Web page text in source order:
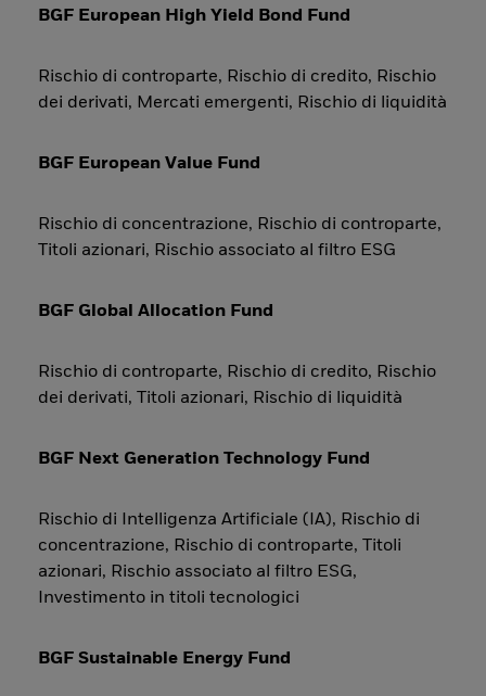
BGF European High Yield Bond Fund
Rischio di controparte, Rischio di credito, Rischio
dei derivati, Mercati emergenti, Rischio di liquidità
BGF European Value Fund
Rischio di concentrazione, Rischio di controparte,
Titoli azionari, Rischio associato al filtro ESG
BGF Global Allocation Fund
Rischio di controparte, Rischio di credito, Rischio
dei derivati, Titoli azionari, Rischio di liquidità
BGF Next Generation Technology Fund
Rischio di Intelligenza Artificiale (IA), Rischio di
concentrazione, Rischio di controparte, Titoli
azionari, Rischio associato al filtro ESG,
Investimento in titoli tecnologici
BGF Sustainable Energy Fund